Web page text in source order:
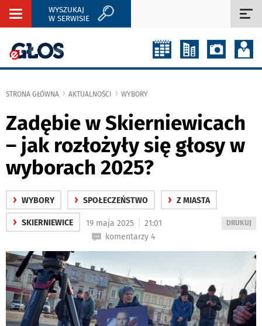
Rozwiń
WYSZUKAJ
W SERWISIE
STRONA GŁÓWNA AKTUALNOŚCI WYBORY
Zadębie w Skierniewicach
– jak rozłożyły się głosy w
wyborach 2025?
› WYBORY › SPOŁECZEŃSTWO › Z MIASTA
› SKIERNIEWICE
WYDRUKUJ
DRUKUJ
19 maja 2025
21:01
komentarzy 4